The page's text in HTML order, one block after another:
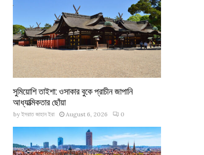
সুমিয়োশি তাইশা: ওসাকার বুকে প্রাচীন জাপানি
আধ্যাত্মিকতার ছোঁয়া
by ইসরাত জাহান ইরা August 6, 2026 0